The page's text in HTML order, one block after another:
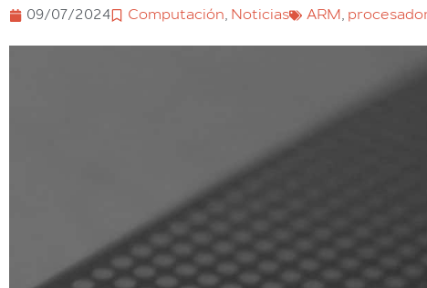
09/07/2024 Computación, Noticias ARM,